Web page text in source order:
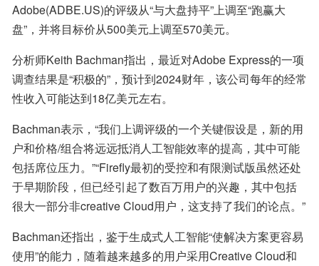
Adobe(ADBE.US)的评级从“与大盘持平”上调至“跑赢大
盘”，并将目标价从500美元上调至570美元。
分析师Keith Bachman指出，最近对Adobe Express的一项
调查结果是“积极的”，预计到2024财年，该公司每年的经常
性收入可能达到18亿美元左右。
Bachman表示，“我们上调评级的一个关键假设是，新的用
户和价格/组合将远远抵消人工智能效率的提高，其中可能
包括席位压力。”“Firefly最初的受控和有限测试版虽然还处
于早期阶段，但已经引起了数百万用户的兴趣，其中包括
很大一部分非creative Cloud用户，这支持了我们的论点。”
Bachman还指出，鉴于生成式人工智能“使解决方案更容易
使用”的能力，随着越来越多的用户采用Creative Cloud和